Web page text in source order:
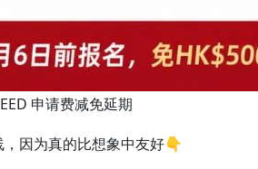
申请费减免延期
，因为真的比想象中友好👇